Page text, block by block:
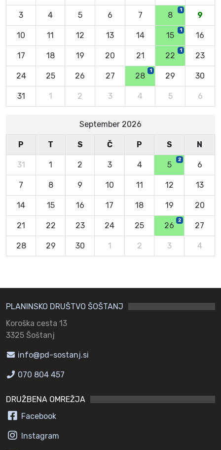
3 4 5 6 7 8
1
9
10 11 12 13 14 15
1
16
17 18 19 20 21 22
1
23
24 25 26 27 28
1
29 30
31 1 2 3 4 5 6
September 2026
P T S Č P S N
31 1 2 3 4 5
2
6
7 8 9 10 11 12 13
14 15 16 17 18 19 20
21 22 23 24 25 26
2
27
28 29 30 1 2 3 4
PLANINSKO DRUŠTVO ŠOŠTANJ
Koroška cesta 13
3325 Šoštanj
info@pd-sostanj.si
070 804 457
DRUŽBENA OMREŽJA
Facebook
Instagram